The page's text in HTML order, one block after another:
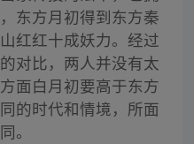
东方月初得到东方秦
红红十成妖力。经过
对比，两人并没有太
面白月初要高于东方
的时代和情境，所面
。